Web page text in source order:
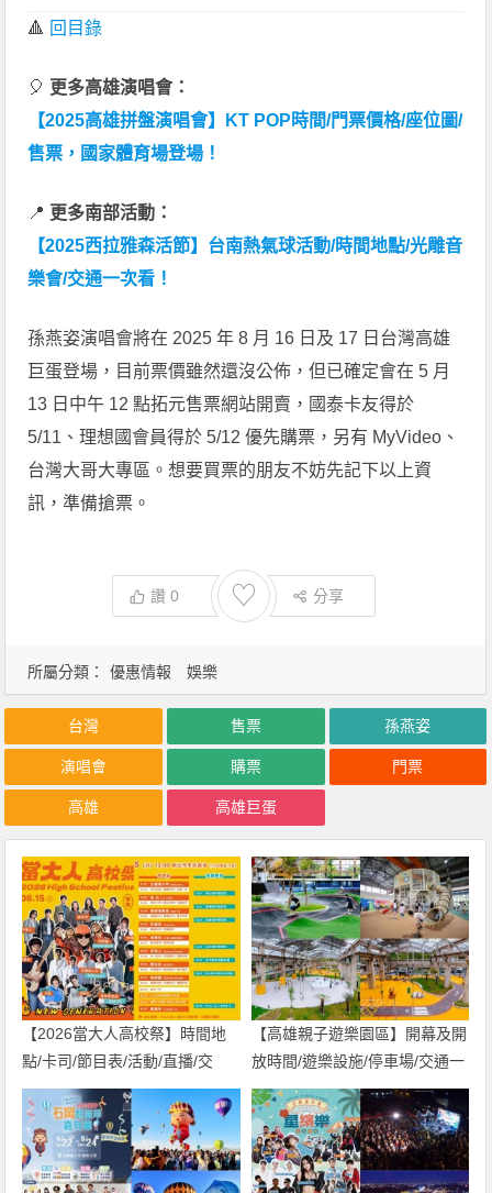
🔺 回目錄
🎈 更多高雄演唱會：
【2025高雄拼盤演唱會】KT POP時間/門票價格/座位圖/
售票，國家體育場登場！
📍 更多南部活動：
【2025西拉雅森活節】台南熱氣球活動/時間地點/光雕音
樂會/交通一次看！
孫燕姿演唱會將在 2025 年 8 月 16 日及 17 日台灣高雄
巨蛋登場，目前票價雖然還沒公佈，但已確定會在 5 月
13 日中午 12 點拓元售票網站開賣，國泰卡友得於
5/11、理想國會員得於 5/12 優先購票，另有 MyVideo、
台灣大哥大專區。想要買票的朋友不妨先記下以上資
訊，準備搶票。
讚0 ♡ 分享
所屬分類： 優惠情報 娛樂
台灣 售票 孫燕姿
演唱會 購票 門票
高雄 高雄巨蛋
【2026當大人高校祭】時間地
點/卡司/節目表/活動/直播/交
通，免費入場！
【高雄親子遊樂園區】開幕及開
放時間/遊樂設施/停車場/交通一
次看！